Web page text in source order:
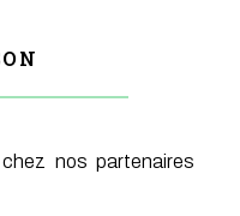
nos partenaires